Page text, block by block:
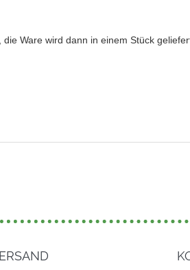
Ware wird dann in einem Stück